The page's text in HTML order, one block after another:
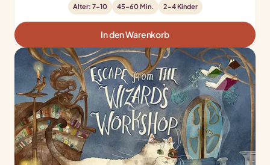
Alter: 7-10 45-60 Min. 2-4 Kinder
In den Warenkorb